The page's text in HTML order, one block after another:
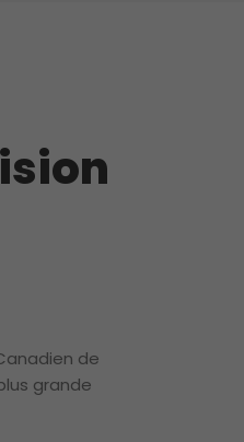
de
grande